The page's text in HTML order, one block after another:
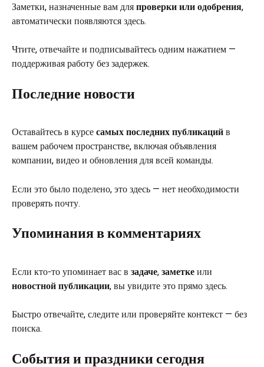
Заметки, назначенные вам для проверки или одобрения,
автоматически появляются здесь.
Чтите, отвечайте и подписывайтесь одним нажатием —
поддерживая работу без задержек.
Последние новости
Оставайтесь в курсе самых последних публикаций в
вашем рабочем пространстве, включая объявления
компании, видео и обновления для всей команды.
Если это было поделено, это здесь — нет необходимости
проверять почту.
Упоминания в комментариях
Если кто-то упоминает вас в задаче, заметке или
новостной публикации, вы увидите это прямо здесь.
Быстро отвечайте, следите или проверяйте контекст — без
поиска.
События и праздники сегодня